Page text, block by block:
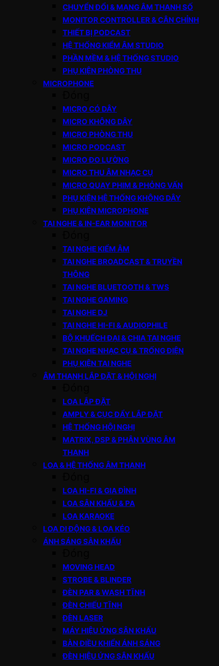
CHUYỂN ĐỔI & MẠNG ÂM THANH SỐ
MONITOR CONTROLLER & CÂN CHỈNH
THIẾT BỊ PODCAST
HỆ THỐNG KIỂM ÂM STUDIO
PHẦN MỀM & HỆ THỐNG STUDIO
PHỤ KIỆN PHÒNG THU
MICROPHONE
MICRO CÓ DÂY
MICRO KHÔNG DÂY
MICRO PHÒNG THU
MICRO PODCAST
MICRO ĐO LƯỜNG
MICRO THU ÂM NHẠC CỤ
MICRO QUAY PHIM & PHỎNG VẤN
PHỤ KIỆN HỆ THỐNG KHÔNG DÂY
PHỤ KIỆN MICROPHONE
TAI NGHE & IN-EAR MONITOR
TAI NGHE KIỂM ÂM
TAI NGHE BROADCAST & TRUYỀN
THÔNG
TAI NGHE BLUETOOTH & TWS
TAI NGHE GAMING
TAI NGHE DJ
TAI NGHE HI-FI & AUDIOPHILE
BỘ KHUẾCH ĐẠI & CHIA TAI NGHE
TAI NGHE NHẠC CỤ & TRỐNG ĐIỆN
PHỤ KIỆN TAI NGHE
ÂM THANH LẮP ĐẶT & HỘI NGHỊ
LOA LẮP ĐẶT
AMPLY & CỤC ĐẨY LẮP ĐẶT
HỆ THỐNG HỘI NGHỊ
MATRIX, DSP & PHÂN VÙNG ÂM
THANH
LOA & HỆ THỐNG ÂM THANH
LOA HI-FI & GIA ĐÌNH
LOA SÂN KHẤU & PA
LOA KARAOKE
LOA DI ĐỘNG & LOA KÉO
ÁNH SÁNG SÂN KHẤU
MOVING HEAD
STROBE & BLINDER
ĐÈN PAR & WASH TĨNH
ĐÈN CHIẾU TĨNH
ĐÈN LASER
MÁY HIỆU ỨNG SÂN KHẤU
BÀN ĐIỀU KHIỂN ÁNH SÁNG
ĐÈN HIỆU ỨNG SÂN KHẤU